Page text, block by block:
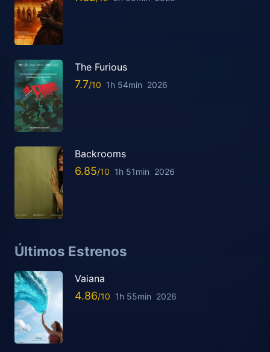
The Furious
7.7 1h 54min 2026
Backrooms
6.85 1h 51min 2026
Últimos Estrenos
Vaiana
4.86 1h 55min 2026